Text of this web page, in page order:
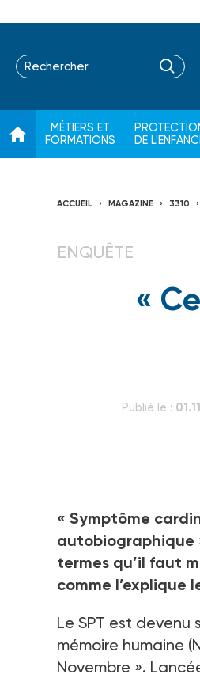
MÉTIERS ET
FORMATIONS
DE
ACCUEIL MAGAZINE 3310
ENQUÊTE
«
Publié le :
« Symptôme
autobiographique
termes qu’il faut
comme l’explique
Le SPT est
mémoire humaine
Novembre ».